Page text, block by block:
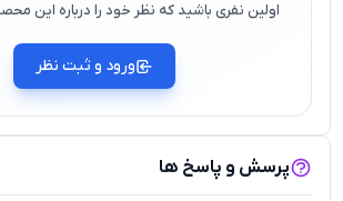
اولین نفری باشید که نظر خود را درباره این
ورود و ثبت نظر
پرسش و پاسخ ها